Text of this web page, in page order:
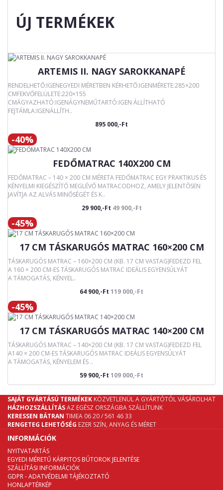
ÚJ TERMÉKEK
ARTEMIS II. NAGY SAROKKANAPÉ
RENDELHETŐ:IGENEGYEDI MÉRETBEN KÉRHETŐ:IGENMÉRETE:285×200
CMFEKVŐFELÜLETE:220×155
CMÁGYAZHATÓ:IGENÁGYNEMŰTARTÓ:IGEN ÁLLÍTHATÓ
FEJTÁMLA:IGENÁLLÍTH..
895 000,-Ft
-40%
FEDŐMATRAC 140X200 CM
FEDŐMATRAC – 140 × 200 CM MÉRETA FEDŐMATRAC EGY PRAKTIKUS ÉS
KÉNYELMI KIEGÉSZÍTŐ MEGLÉVŐ MATRACODHOZ, AMELY JELENTŐSEN
JAVÍTJA AZ ALVÁS MINŐSÉGÉT ÉS K..
29 900,-Ft 49 900,-Ft
-45%
17 CM TÁSKARUGÓS MATRAC 160×200 CM
TÁSKARUGÓS MATRAC – 160×200 CM (KB. 17 CM VASTAG)FEDEZD FEL
A 160 × 200 CM-ES TÁSKARUGÓS MATRAC IDEÁLIS EGYENSÚLYÁT
A TÁMOGATÁS, KÉNYEL..
64 900,-Ft 119 000,-Ft
-45%
17 CM TÁSKARUGÓS MATRAC 140×200 CM
TÁSKARUGÓS MATRAC – 140×200 CM (KB. 17 CM VASTAG)FEDEZD FEL
A140 × 200 CM-ES TÁSKARUGÓS MATRAC IDEÁLIS EGYENSÚLYÁT
A TÁMOGATÁS, KÉNYELEM ÉS ..
59 900,-Ft 109 000,-Ft
SAJÁT GYÁRTÁSÚ TERMÉKEK KÖZVETLENÜL A GYÁRTÓTÓL VÁSÁROLHAT
HÁZHOZSZÁLLÍTÁSAZ EGÉSZ ORSZÁGBA SZÁLLÍTUNK
KERESSEN BÁTRAN TIMEA 06 20 / 561 46 33
RENGETEG LEHETŐSÉG EZER SZÍN, ANYAG ÉS MÉRET
INFORMÁCIÓK
NYITVATARTÁS
EGYEDI MÉRETŰ KÁRPITOS BÚTOROK JELENTÉSE
SZÁLLÍTÁSI INFORMÁCIÓK
GDPR - ADATVÉDELMI TÁJÉKOZTATÓ
HONLAPTÉRKÉP